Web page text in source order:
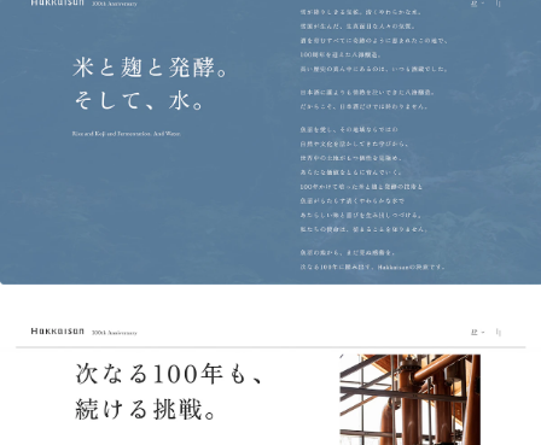
クリップについて
クリエイティブパートナー募集
会社概要資料ダウンロード
私たちのブランディング拠点
コーポレートサイト